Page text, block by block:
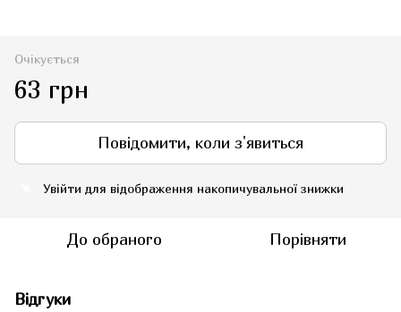
Очікується
63 грн
Повідомити, коли з'явиться
Увійти для відображення накопичувальної знижки
До обраного Порівняти
Відгуки